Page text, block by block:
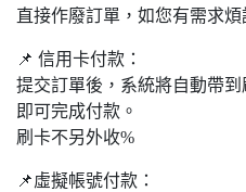
直接作廢訂單，如您有需求煩
📌 信用卡付款：
提交訂單後，系統將自動帶
即可完成付款。
刷卡不另外收%
📌虛擬帳號付款：